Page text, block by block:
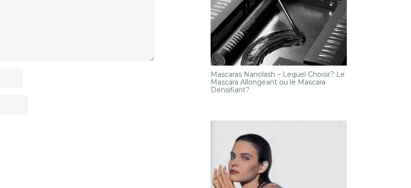
Mascaras Nanolash – Lequel Choisir? Le
Mascara Allongeant ou le Mascara
Densifiant?